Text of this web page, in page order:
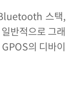
스택,
반적으로 그래
의 디바이